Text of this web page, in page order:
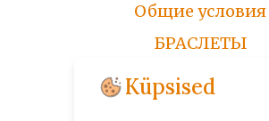
Общие условия
БРАСЛЕТЫ
ЦЕПОЧКИ
ПО ЗАКАЗУ
Küpsised